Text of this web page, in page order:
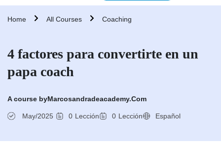
Home All Courses Coaching
4 factores para convertirte en un
papa coach
A course byMarcosandradeacademy.com
May/2025 0 Lección 0 Lección Español